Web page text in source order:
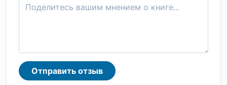
Отправить отзыв